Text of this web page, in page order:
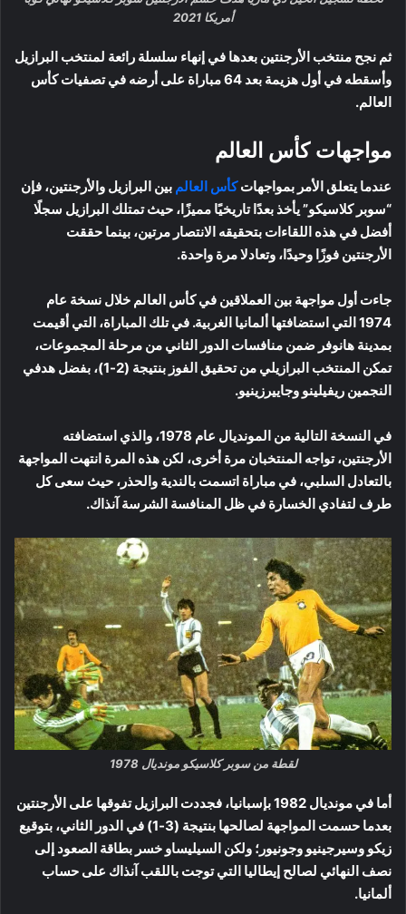
أمريكا 2021
ثم نجح منتخب الأرجنتين بعدها في إنهاء سلسلة رائعة لمنتخب البرازيل
وأسقطه في أول هزيمة بعد 64 مباراة على أرضه في تصفيات كأس
العالم.
مواجهات كأس العالم
عندما يتعلق الأمر بمواجهاتكأس العالم بين البرازيل والأرجنتين، فإن
“سوبر كلاسيكو” يأخذ بعدًا تاريخيًا مميزًا، حيث تمتلك البرازيل سجلًا
أفضل في هذه اللقاءات بتحقيقه الانتصار مرتين، بينما حققت
الأرجنتين فوزًا وحيدًا، وتعادلا مرة واحدة.
جاءت أول مواجهة بين العملاقين في كأس العالم خلال نسخة عام
1974 التي استضافتها ألمانيا الغربية. في تلك المباراة، التي أقيمت
بمدينة هانوفر ضمن منافسات الدور الثاني من مرحلة المجموعات،
تمكن المنتخب البرازيلي من تحقيق الفوز بنتيجة (2-1)، بفضل هدفي
النجمين ريفيلينو وجاييرزينيو.
في النسخة التالية من المونديال عام 1978، والذي استضافته
الأرجنتين، تواجه المنتخبان مرة أخرى، لكن هذه المرة انتهت المواجهة
بالتعادل السلبي، في مباراة اتسمت بالندية والحذر، حيث سعى كل
طرف لتفادي الخسارة في ظل المنافسة الشرسة آنذاك.
لقطة من سوبر كلاسيكو مونديال 1978
أما في مونديال 1982 بإسبانيا، فجددت البرازيل تفوقها على الأرجنتين
بعدما حسمت المواجهة لصالحها بنتيجة (3-1) في الدور الثاني، بتوقيع
زيكو وسيرجينيو وجونيور؛ ولكن السيليساو خسر بطاقة الصعود إلى
نصف النهائي لصالح إيطاليا التي توجت باللقب آنذاك على حساب
ألمانيا.